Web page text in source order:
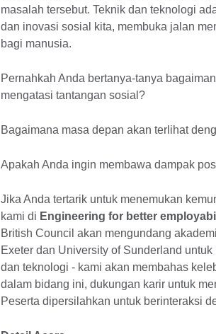
masalah tersebut. Teknik dan teknologi
dan inovasi sosial kita, membuka jalan
bagi manusia.
Pernahkah Anda bertanya-tanya
mengatasi tantangan sosial?
Bagaimana masa depan akan terlihat
Apakah Anda ingin membawa dampak
Jika Anda tertarik untuk menemukan
kami di Engineering for better
British Council akan mengundang
Exeter dan University of Sunderland
dan teknologi - kami akan membahas
dalam bidang ini, dukungan karir untuk
Peserta dipersilahkan untuk berinteraksi